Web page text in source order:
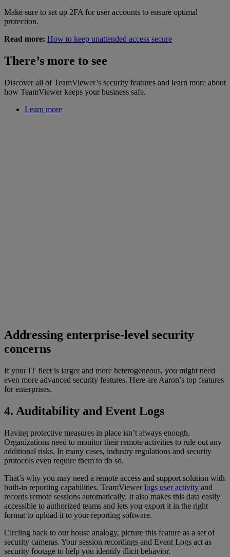
Make sure to set up 2FA for user accounts to ensure optimal
protection.
Read more: How to keep unattended access secure
There’s more to see
Discover all of TeamViewer’s security features and learn more about
how TeamViewer keeps your business safe.
Learn more
Addressing enterprise-level security
concerns
If your IT fleet is larger and more heterogeneous, you might need
even more advanced security features. Here are Aaron’s top features
for enterprises.
4. Auditability and Event Logs
Having protective measures in place isn’t always enough.
Organizations need to monitor their remote activities to rule out any
additional risks. In many cases, industry regulations and security
protocols even require them to do so.
That’s why you may need a remote access and support solution with
built-in reporting capabilities. TeamViewerlogs user activity and
records remote sessions automatically. It also makes this data easily
accessible to authorized teams and lets you export it in the right
format to upload it to your reporting software.
Circling back to our house analogy, picture this feature as a set of
security cameras. Your session recordings and Event Logs act as
security footage to help you identify illicit behavior.